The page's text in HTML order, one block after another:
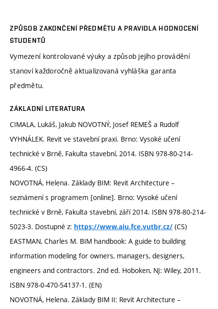
ZPŮSOB ZAKONČENÍ PŘEDMĚTU A PRAVIDLA HODNOCENÍ
STUDENTŮ
Vymezení kontrolované výuky a způsob jejího provádění
stanoví každoročně aktualizovaná vyhláška garanta
předmětu.
ZÁKLADNÍ LITERATURA
CIMALA, Lukáš, Jakub NOVOTNÝ, Josef REMEŠ a Rudolf
VYHNÁLEK. Revit ve stavební praxi. Brno: Vysoké učení
technické v Brně, Fakulta stavební, 2014. ISBN 978-80-214-
4966-4. (CS)
NOVOTNÁ, Helena. Základy BIM: Revit Architecture –
seznámení s programem [online]. Brno: Vysoké učení
technické v Brně, Fakulta stavební, září 2014. ISBN 978-80-214-
5023-3. Dostupné z: https://www.aiu.fce.vutbr.cz/ (CS)
EASTMAN, Charles M. BIM handbook: A guide to building
information modeling for owners, managers, designers,
engineers and contractors. 2nd ed. Hoboken, NJ: Wiley, 2011.
ISBN 978-0-470-54137-1. (EN)
NOVOTNÁ, Helena. Základy BIM II: Revit Architecture –